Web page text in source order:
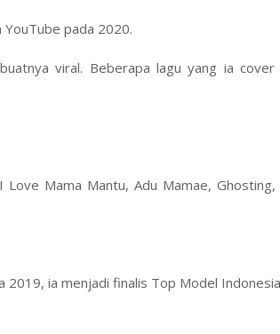
YouTube pada 2020.
viral. Beberapa lagu yang ia cover
Mama Mantu, Adu Mamae, Ghosting,
2019, ia menjadi finalis Top Model